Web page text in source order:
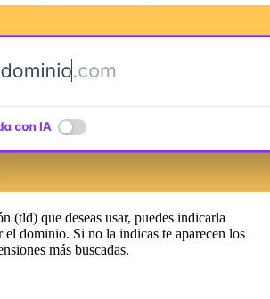
(tld) que deseas usar, puedes indicarla
el dominio. Si no la indicas te aparecen los
más buscadas.